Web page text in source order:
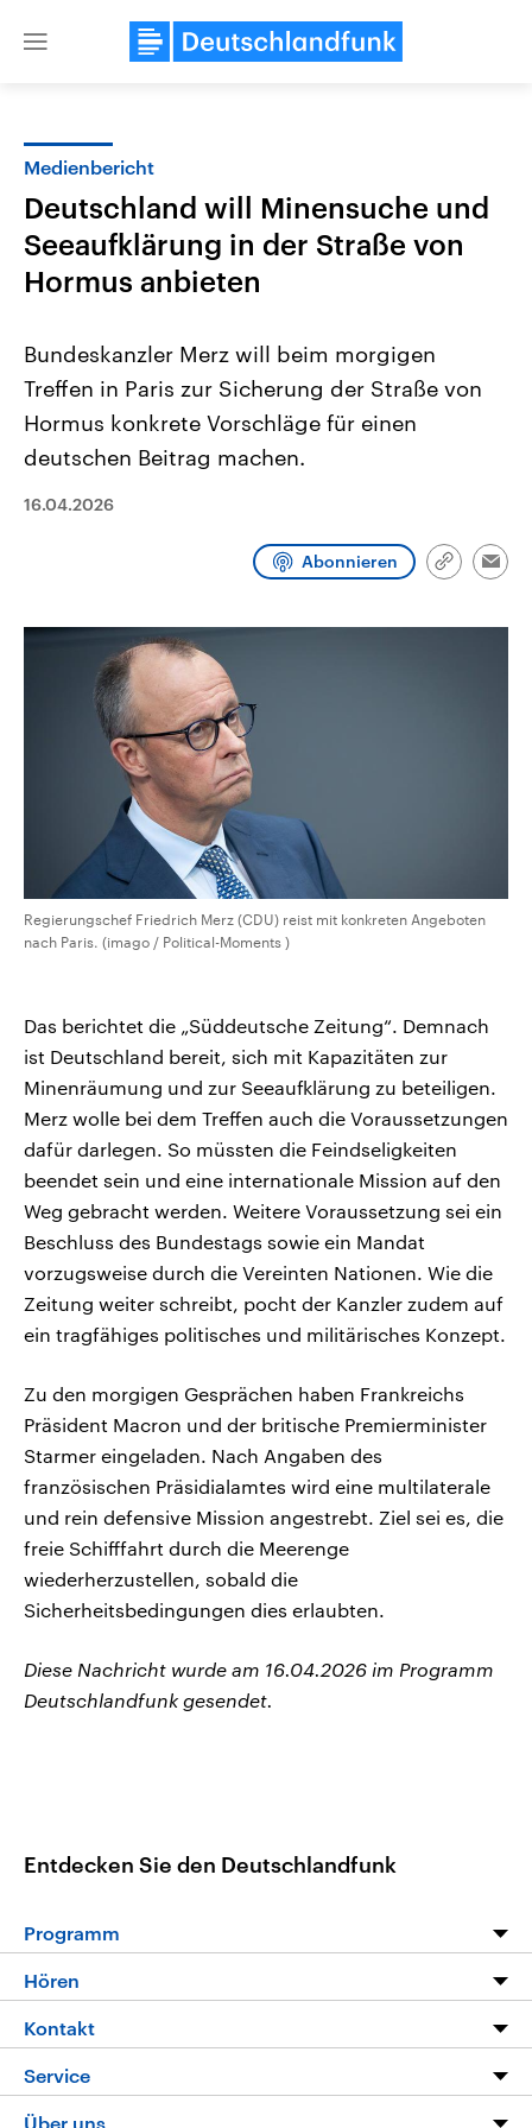
Close
Landtagswahl Sachsen-Anhalt
2026
Alle Informationen
Sachsen-Anhalt wählt am 6.
Landtag. Seit 2021 wird das
Wahlprogramme, aktuelle Berichte
und Kandidaten der anstehenden
USA
Aktuelle Beiträge,
aktuelle Weltgeschehen.
Audio-Archiv
Medienbericht
Deutschland will Minensuche und
Seeaufklärung in der Straße von
Hormus anbieten
Bundeskanzler Merz will beim morgigen
Treffen in Paris zur Sicherung der Straße von
Hormus konkrete Vorschläge für einen
deutschen Beitrag machen.
16.04.2026
Abonnieren
Link
Regierungschef Friedrich Merz (CDU) reist mit konkreten Angeboten
nach Paris. (imago / Political-Moments )
Das berichtet die „Süddeutsche Zeitung“. Demnach
ist Deutschland bereit, sich mit Kapazitäten zur
Minenräumung und zur Seeaufklärung zu beteiligen.
Merz wolle bei dem Treffen auch die Voraussetzungen
dafür darlegen. So müssten die Feindseligkeiten
beendet sein und eine internationale Mission auf den
Weg gebracht werden. Weitere Voraussetzung sei ein
Beschluss des Bundestags sowie ein Mandat
vorzugsweise durch die Vereinten Nationen. Wie die
Zeitung weiter schreibt, pocht der Kanzler zudem auf
ein tragfähiges politisches und militärisches Konzept.
Zu den morgigen Gesprächen haben Frankreichs
Präsident Macron und der britische Premierminister
Starmer eingeladen. Nach Angaben des
französischen Präsidialamtes wird eine multilaterale
und rein defensive Mission angestrebt. Ziel sei es, die
freie Schifffahrt durch die Meerenge
wiederherzustellen, sobald die
Sicherheitsbedingungen dies erlaubten.
Diese Nachricht wurde am 16.04.2026 im Programm
Deutschlandfunk gesendet.
Entdecken Sie den Deutschlandfunk
Programm
Programm
Die Nachrichten
Nachrichtenleicht
Hören
Livestream
Podcasts
Kontakt
Hörerservice
Service
FAQ
Über uns